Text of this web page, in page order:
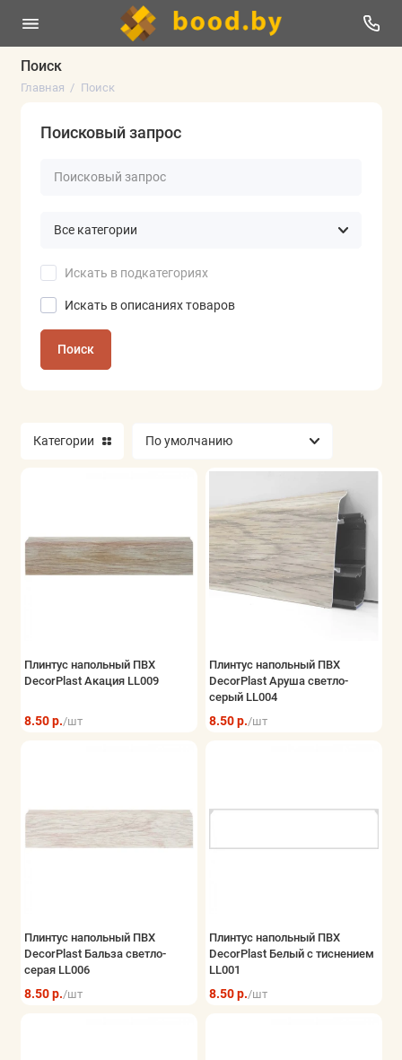
Поиск
Главная Поиск
Поисковый запрос
Искать в подкатегориях
Искать в описаниях товаров
Поиск
Категории
Плинтус напольный ПВХ
DecorPlast Акация LL009
8.50 р./шт
Плинтус напольный ПВХ
DecorPlast Аруша светло-
серый LL004
8.50 р./шт
Плинтус напольный ПВХ
DecorPlast Бальза светло-
серая LL006
8.50 р./шт
Плинтус напольный ПВХ
DecorPlast Белый с тиснением
LL001
8.50 р./шт